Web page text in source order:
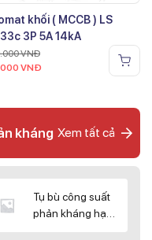
khối ( MCCB ) LS
3P 5A 14kA
VNĐ
VNĐ
kháng Xem tất cả
Tụ bù công suất
phản kháng hạ